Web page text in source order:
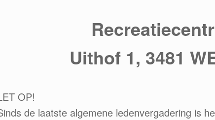
Uithof 1, 3481
OP!
de laatste algemene ledenvergadering is